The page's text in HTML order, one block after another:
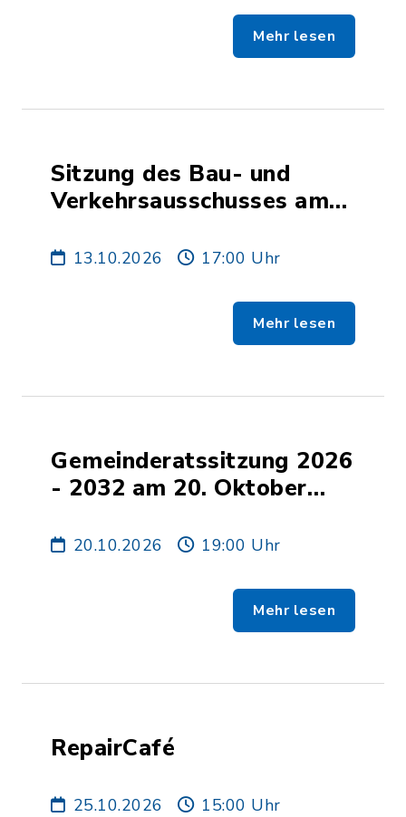
Mehr lesen
Sitzung des Bau- und
Verkehrsausschusses am
13.10.2026 17:00 Uhr
Mehr lesen
Gemeinderatssitzung 2026
- 2032 am 20. Oktober
20.10.2026 19:00 Uhr
Mehr lesen
RepairCafé
25.10.2026 15:00 Uhr